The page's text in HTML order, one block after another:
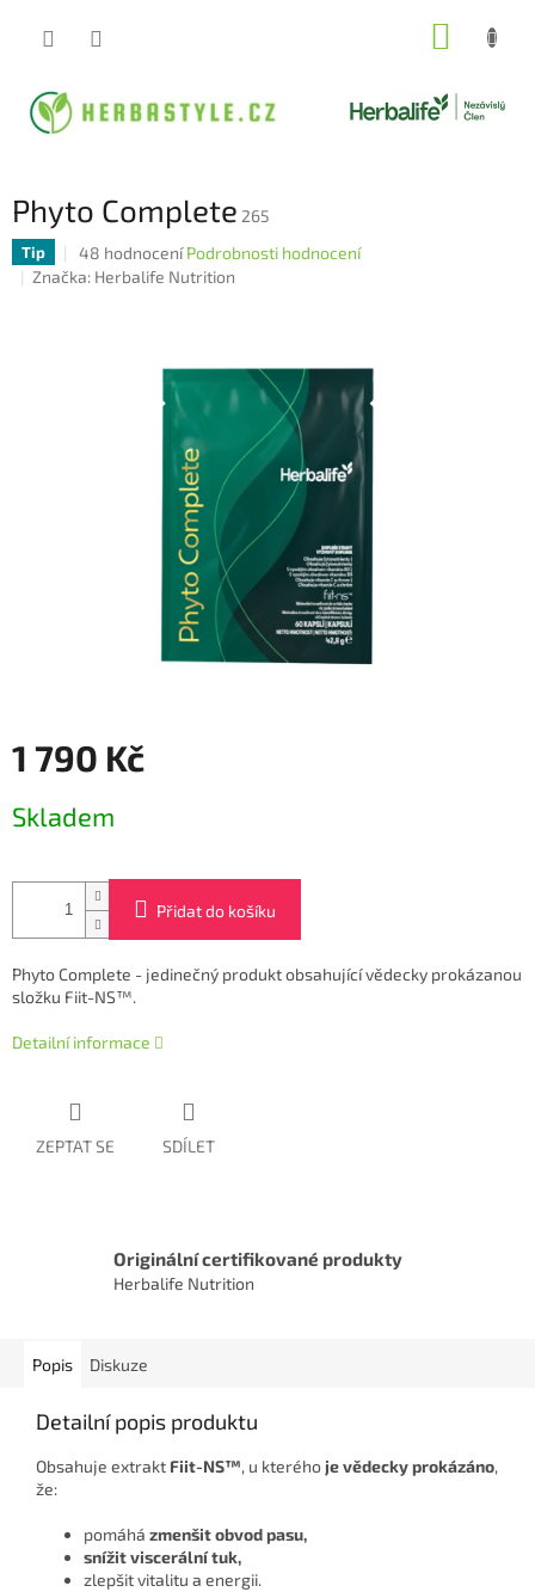
Phyto Complete 265
Tip
Průměrné
hodnocení
48 hodnocení Podrobnosti hodnocení
Značka: Herbalife Nutrition
1 790 Kč
cena:
Skladem
Přidat do košíku
Phyto Complete - jedinečný produkt obsahující vědecky prokázanou
složku Fiit-NS™.
Detailní informace
ZEPTAT SE SDÍLET
Originální certifikované produkty
Herbalife Nutrition
Popis Diskuze
Detailní popis produktu
Obsahuje extrakt Fiit-NS™, u kterého je vědecky prokázáno,
že:
pomáhá zmenšit obvod pasu,
snížit viscerální tuk,
zlepšit vitalitu a energii.